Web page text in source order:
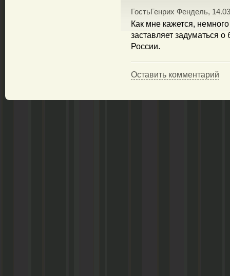
ГостьГенрих Фендель,
Как мне кажется,
заставляет задуматься
России.
Оставить комментарий